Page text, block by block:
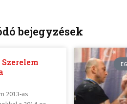
bejegyzések
2013-as